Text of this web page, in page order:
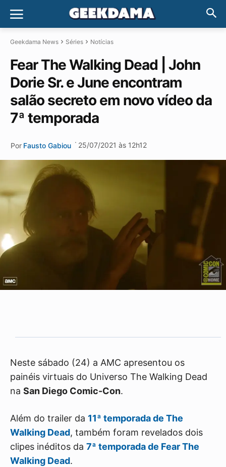
Geekdama News Séries Notícias
Fear The Walking Dead | John
Dorie Sr. e June encontram
salão secreto em novo vídeo da
7ª temporada
Por Fausto Gabiou · 25/07/2021 às 12h12
Neste sábado (24) a AMC apresentou os
painéis virtuais do Universo The Walking Dead
na San Diego Comic-Con.
Além do trailer da 11ª temporada de The
Walking Dead, também foram revelados dois
clipes inéditos da 7ª temporada de Fear The
Walking Dead.